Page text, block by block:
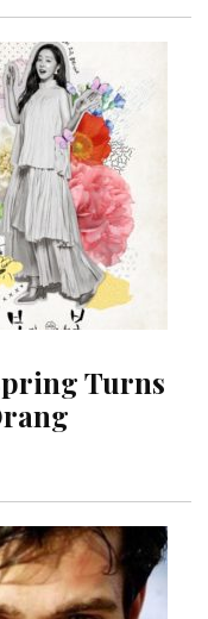
Turns